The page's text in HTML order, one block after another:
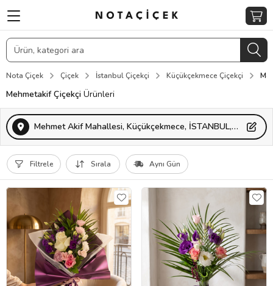
Nota Çiçek Çiçek İstanbul Çiçekçi Küçükçekmece Çiçekçi
Mehmetakif Çiçekçi Ürünleri
Mehmet Akif Mahallesi, Küçükçekmece, İSTANBUL, Türkiye
Filtrele Sırala Aynı Gün